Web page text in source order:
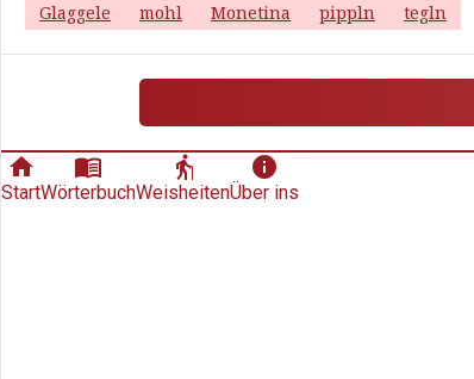
Glaggele mohl Monetina pippln tegln
home
Start
menu_book
Wörterbuch
elderly
Weisheiten
info
Über ins